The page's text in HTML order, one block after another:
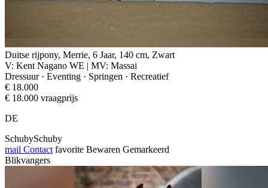
Duitse rijpony, Merrie, 6 Jaar, 140 cm, Zwart
V: Kent Nagano WE | MV: Massai
Dressuur · Eventing · Springen · Recreatief
€ 18.000
€ 18.000 vraagprijs
DE
SchubySchuby
mail Contact favorite Bewaren Gemarkeerd
Blikvangers